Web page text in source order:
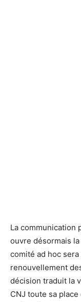
La communication
ouvre désormais
comité ad hoc
renouvellement
décision traduit la
CNJ toute sa